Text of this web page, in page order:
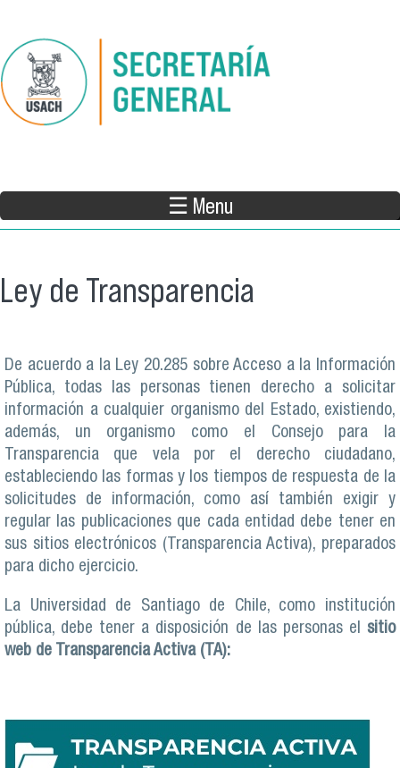
☰ Menu
Ley de Transparencia
De acuerdo a la Ley 20.285 sobre Acceso a la Información
Pública, todas las personas tienen derecho a solicitar
información a cualquier organismo del Estado, existiendo,
además, un organismo como el Consejo para la
Transparencia que vela por el derecho ciudadano,
estableciendo las formas y los tiempos de respuesta de la
solicitudes de información, como así también exigir y
regular las publicaciones que cada entidad debe tener en
sus sitios electrónicos (Transparencia Activa), preparados
para dicho ejercicio.
La Universidad de Santiago de Chile, como institución
pública, debe tener a disposición de las personas el sitio
web de Transparencia Activa (TA):